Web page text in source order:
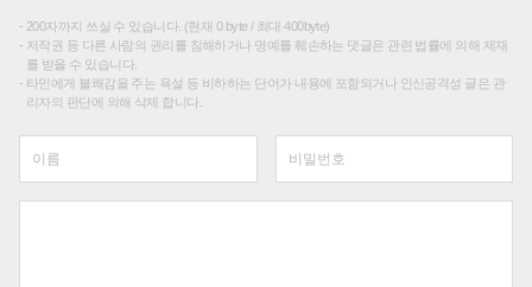
200자까지 쓰실 수 있습니다. (현재 0 byte / 최대 400byte)
저작권 등 다른 사람의 권리를 침해하거나 명예를 훼손하는 댓글은 관련 법률에 의해 제재
를 받을 수 있습니다.
타인에게 불쾌감을 주는 욕설 등 비하하는 단어가 내용에 포함되거나 인신공격성 글은 관
리자의 판단에 의해 삭제 합니다.